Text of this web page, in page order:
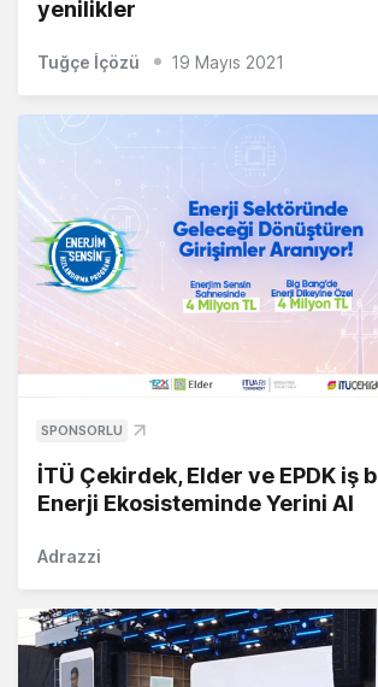
yenilikler
Tuğçe İçözü 19 Mayıs 2021
SPONSORLU
İTÜ Çekirdek, Elder ve EPDK iş
Enerji Ekosisteminde Yerini Al
Adrazzi